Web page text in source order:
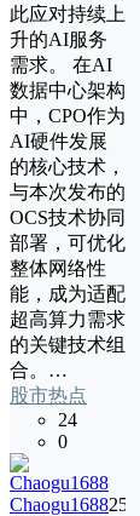
此应对持续上
升的AI服务
需求。 在AI
数据中心架构
中，CPO作为
AI硬件发展
的核心技术，
与本次发布的
OCS技术协同
部署，可优化
整体网络性
能，成为适配
超高算力需求
的关键技术组
合。…
股市热点
24
0
Chaogu168825